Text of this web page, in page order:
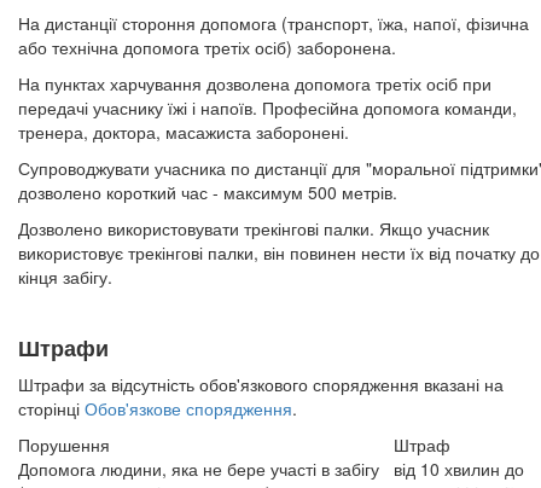
На дистанції стороння допомога (транспорт, їжа, напої, фізична
або технічна допомога третіх осіб) заборонена.
На пунктах харчування дозволена допомога третіх осіб при
передачі учаснику їжі і напоїв. Професійна допомога команди,
тренера, доктора, масажиста заборонені.
Супроводжувати учасника по дистанції для "моральної
дозволено короткий час - максимум 500 метрів.
Дозволено використовувати трекінгові палки. Якщо учасник
використовує трекінгові палки, він повинен нести їх від початку до
кінця забігу.
Штрафи
Штрафи за відсутність обов'язкового спорядження вказані на
сторінці Обов'язкове спорядження.
Порушення
Штраф
Допомога людини, яка не бере участі в забігу
від 10 хвилин до